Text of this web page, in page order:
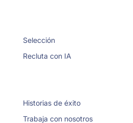
Selección
Recluta con IA
Historias de éxito
Trabaja con nosotros